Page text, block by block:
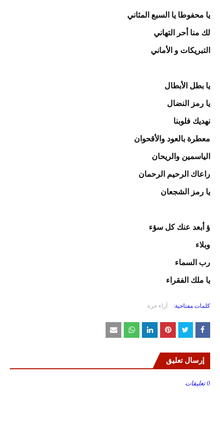
يا محفوطا يا السبع المثاني
لك منا أحر التهاني
التبريكات و الأماني
يا بطل الأبطال
يا رمز النضال
نهديك فلوبنا
معطرة بالعود والأقحوان
الياسمين والريحان
راعاك الرحيم الرحمان
يا رمز الشجعان
ؤ أبعد عنك كل سؤء
وبلاء
رب السماء
يا ملك الفقراء
كلمات مفتاحية: آراء حرة
إرسال تعليق
0 تعليقات